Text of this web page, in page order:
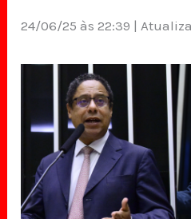
24/06/25 às 22:39 |